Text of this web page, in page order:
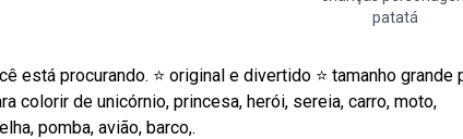
patatá
procurando. ⭐ original e divertido ⭐ tamanho grande
colorir de unicórnio, princesa, herói, sereia, carro, moto,
pomba, avião, barco,.